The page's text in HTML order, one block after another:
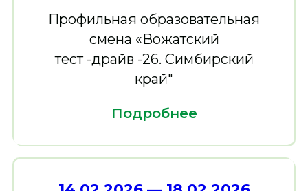
Профильная образовательная
смена «Вожатский
тест -драйв -26. Симбирский
край"
Подробнее